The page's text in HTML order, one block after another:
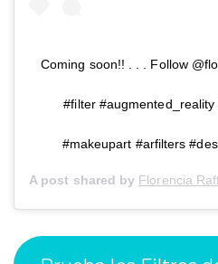
Coming soon!! . . . Follow
#filter
#makeupart #arfilters
A post shared by Florencia